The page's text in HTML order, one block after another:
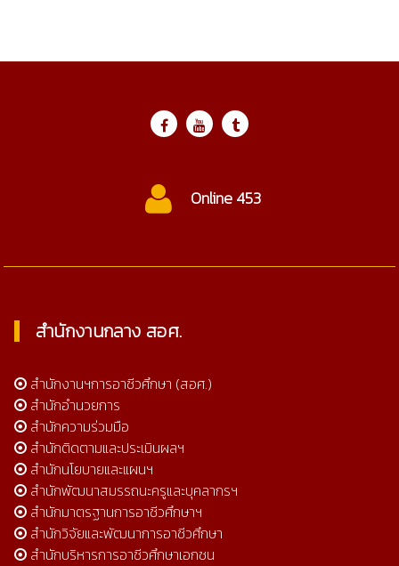
Online 453
สำนักงานกลาง สอศ.
สำนักงานฯการอาชีวศึกษา (สอศ.)
สำนักอำนวยการ
สำนักความร่วมมือ
สำนักติดตามและประเมินผลฯ
สำนักนโยบายและแผนฯ
สำนักพัฒนาสมรรถนะครูและบุคลากรฯ
สำนักมาตรฐานการอาชีวศึกษาฯ
สำนักวิจัยและพัฒนาการอาชีวศึกษา
สำนักบริหารการอาชีวศึกษาเอกชน